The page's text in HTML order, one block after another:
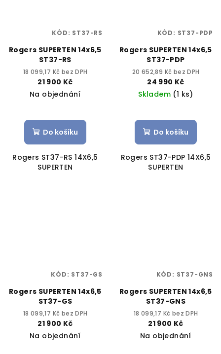
Rogers SUPERTEN 14x6,5
ST37-RS
18 099,17 Kč bez DPH
21 900 Kč
Na objednání
Do košíku
Rogers ST37-RS 14X6,5
SUPERTEN
KÓD: ST37-RS
Rogers SUPERTEN 14x6,5
ST37-PDP
20 652,89 Kč bez DPH
24 990 Kč
Skladem (1 ks)
Do košíku
Rogers ST37-PDP 14X6,5
SUPERTEN
KÓD: ST37-PDP
Rogers SUPERTEN 14x6,5
ST37-GS
18 099,17 Kč bez DPH
21 900 Kč
Na objednání
KÓD: ST37-GS
Rogers SUPERTEN 14x6,5
ST37-GNS
18 099,17 Kč bez DPH
21 900 Kč
Na objednání
KÓD: ST37-GNS